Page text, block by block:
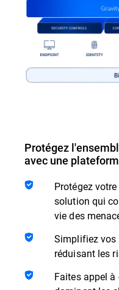
Protégez
avec une
Protégez
solution qui
vie des
Simplifiez vos
réduisant les
Faites appel